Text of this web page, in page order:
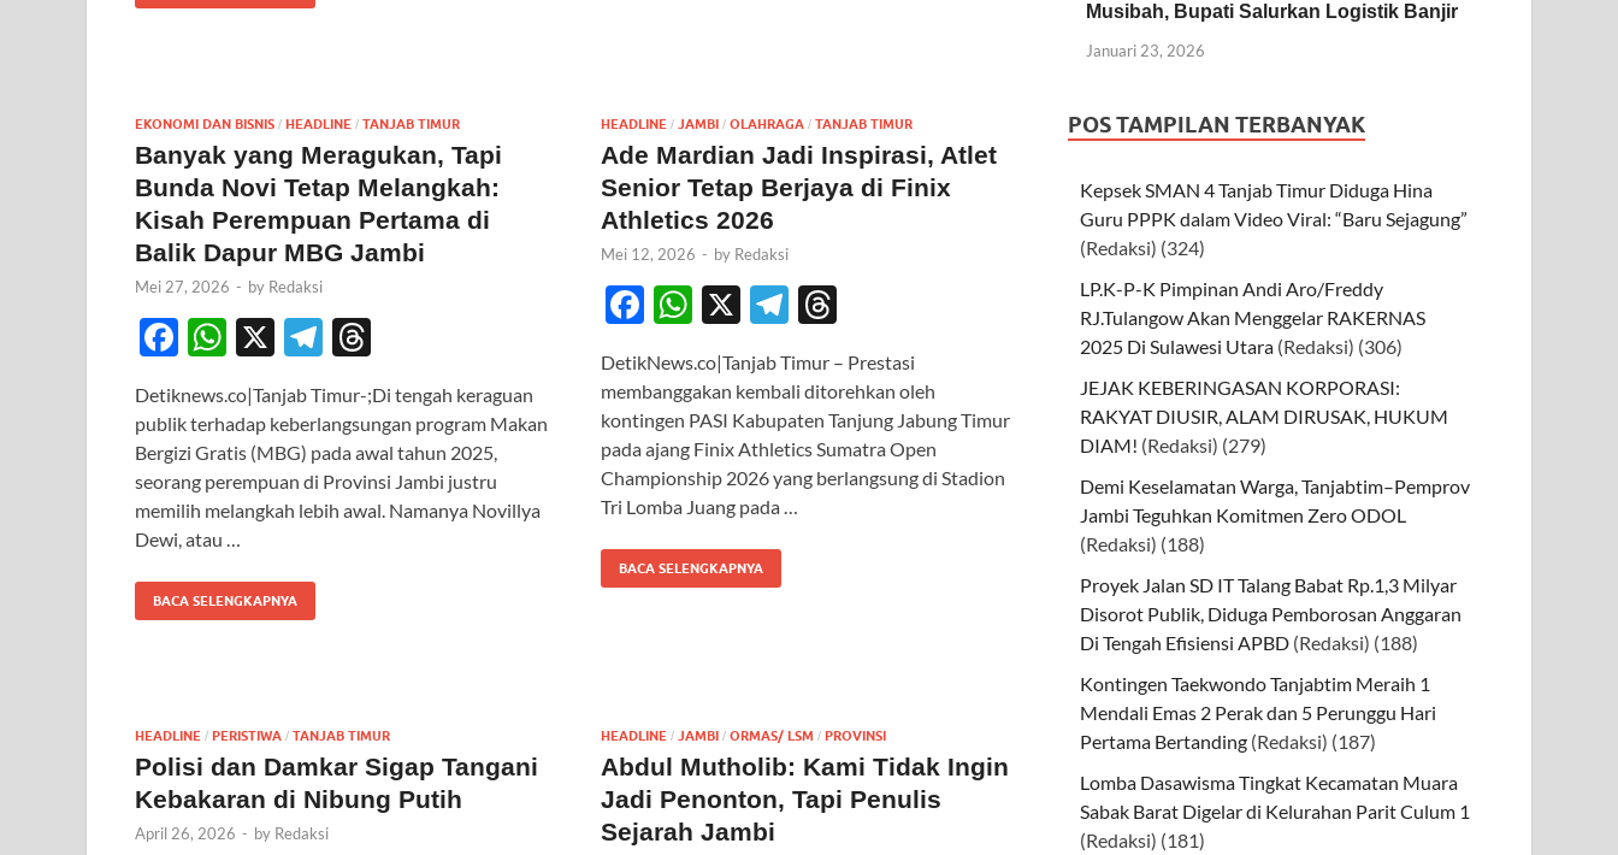
EKONOMI DAN BISNIS / HEADLINE / TANJAB TIMUR
Banyak yang Meragukan, Tapi
Bunda Novi Tetap Melangkah:
Kisah Perempuan Pertama di
Balik Dapur MBG Jambi
Mei 27, 2026 - by Redaksi
F
e
b
o
o
W
at
s
A
p
X
T
e
gr
a
m
e
a
ds
Detiknews.co|Tanjab Timur-;Di tengah keraguan
publik terhadap keberlangsungan program Makan
Bergizi Gratis (MBG) pada awal tahun 2025,
seorang perempuan di Provinsi Jambi justru
memilih melangkah lebih awal. Namanya Novillya
Dewi, atau …
BACA SELENGKAPNYA
HEADLINE / JAMBI / OLAHRAGA / TANJAB TIMUR
Ade Mardian Jadi Inspirasi, Atlet
Senior Tetap Berjaya di Finix
Athletics 2026
Mei 12, 2026 - by Redaksi
F
e
b
o
o
W
at
s
A
p
X
T
e
gr
a
m
e
a
ds
DetikNews.co|Tanjab Timur – Prestasi
membanggakan kembali ditorehkan oleh
kontingen PASI Kabupaten Tanjung Jabung Timur
pada ajang Finix Athletics Sumatra Open
Championship 2026 yang berlangsung di Stadion
Tri Lomba Juang pada …
BACA SELENGKAPNYA
HEADLINE / PERISTIWA / TANJAB TIMUR
Polisi dan Damkar Sigap Tangani
Kebakaran di Nibung Putih
April 26, 2026 - by Redaksi
HEADLINE / JAMBI / ORMAS/ LSM / PROVINSI
Abdul Mutholib: Kami Tidak Ingin
Jadi Penonton, Tapi Penulis
Sejarah Jambi
Musibah, Bupati Salurkan Logistik Banjir
Januari 23, 2026
POS TAMPILAN TERBANYAK
Kepsek SMAN 4 Tanjab Timur Diduga Hina
Guru PPPK dalam Video Viral: “Baru Sejagung”
(Redaksi) (324)
LP.K-P-K Pimpinan Andi Aro/Freddy
RJ.Tulangow Akan Menggelar RAKERNAS
2025 Di Sulawesi Utara (Redaksi) (306)
JEJAK KEBERINGASAN KORPORASI:
RAKYAT DIUSIR, ALAM DIRUSAK, HUKUM
DIAM! (Redaksi) (279)
Demi Keselamatan Warga, Tanjabtim–Pemprov
Jambi Teguhkan Komitmen Zero ODOL
(Redaksi) (188)
Proyek Jalan SD IT Talang Babat Rp.1,3 Milyar
Disorot Publik, Diduga Pemborosan Anggaran
Di Tengah Efisiensi APBD (Redaksi) (188)
Kontingen Taekwondo Tanjabtim Meraih 1
Mendali Emas 2 Perak dan 5 Perunggu Hari
Pertama Bertanding (Redaksi) (187)
Lomba Dasawisma Tingkat Kecamatan Muara
Sabak Barat Digelar di Kelurahan Parit Culum 1
(Redaksi) (181)